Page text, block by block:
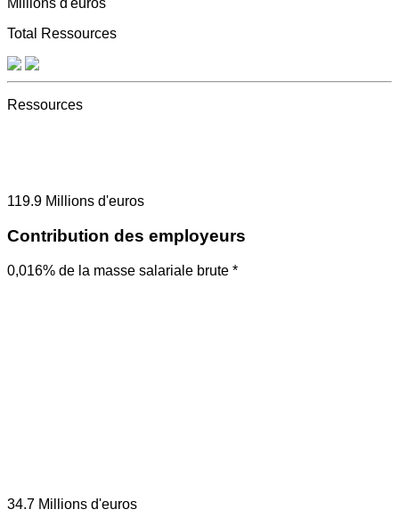
Millions d'euros
Total Ressources
Ressources
119.9 Millions d'euros
Contribution des employeurs
0,016% de la masse salariale brute *
34.7 Millions d'euros